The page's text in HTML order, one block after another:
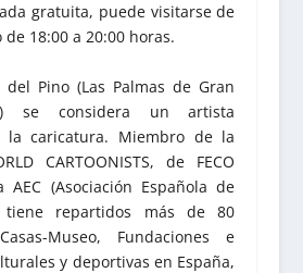
gratuita, puede visitarse de
18:00 a 20:00 horas.
del Pino (Las Palmas de Gran
se considera un artista
la caricatura. Miembro de la
CARTOONISTS, de FECO
(Asociación Española de
tiene repartidos más de 80
Museo, Fundaciones e
y deportivas en España,